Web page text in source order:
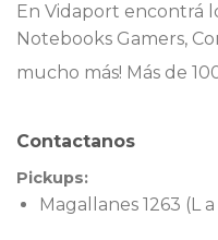
En Vidaport encontrá
Notebooks Gamers,
mucho más! Más de
Contactanos
Pickups:
Magallanes 1263 (L a